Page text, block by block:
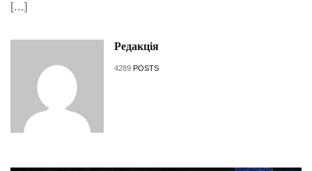
[…]
Редакція
4289 POSTS